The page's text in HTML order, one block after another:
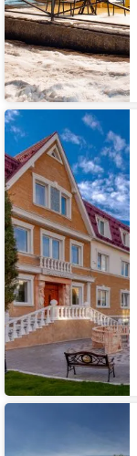
Гостиница
Моя
Глинка
Парк-